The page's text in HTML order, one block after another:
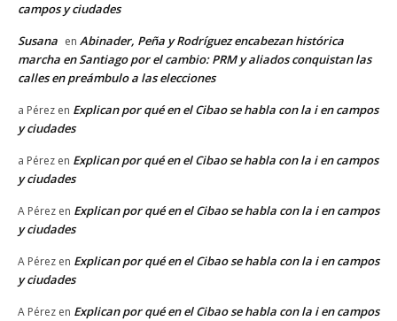
campos y ciudades
Susana en Abinader, Peña y Rodríguez encabezan histórica
marcha en Santiago por el cambio: PRM y aliados conquistan las
calles en preámbulo a las elecciones
a Pérez en Explican por qué en el Cibao se habla con la i en campos
y ciudades
a Pérez en Explican por qué en el Cibao se habla con la i en campos
y ciudades
A Pérez en Explican por qué en el Cibao se habla con la i en campos
y ciudades
A Pérez en Explican por qué en el Cibao se habla con la i en campos
y ciudades
A Pérez en Explican por qué en el Cibao se habla con la i en campos